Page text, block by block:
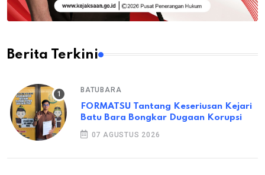
Berita Terkini
BATUBARA
FORMATSU Tantang Keseriusan Kejari
Batu Bara Bongkar Dugaan Korupsi
07 AGUSTUS 2026